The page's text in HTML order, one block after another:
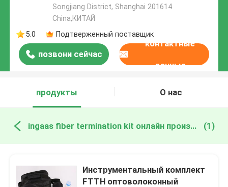
Songjiang District, Shanghai 201614
China,КИТАЙ
5.0
Подтверженный поставщик
позвони сейчас
контактные
данные
продукты О нас
ingaas fiber termination kit онлайн производство (1)
Инструментальный комплект
FTTH оптоволоконный